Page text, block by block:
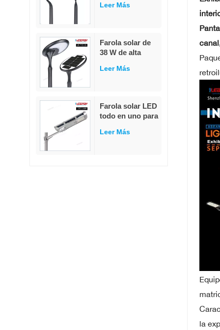
mejor precio.
resistentes al
iluminación
navideña,
guirnalda de
luces con forma
libre
Leer Más
Farola solar de
38 W de alta
integrada, de
LED
blanco/blanco
cálido, para
jardín y
Leer Más
Farola solar LED
todo en uno para
resistente al
Leer Más
la